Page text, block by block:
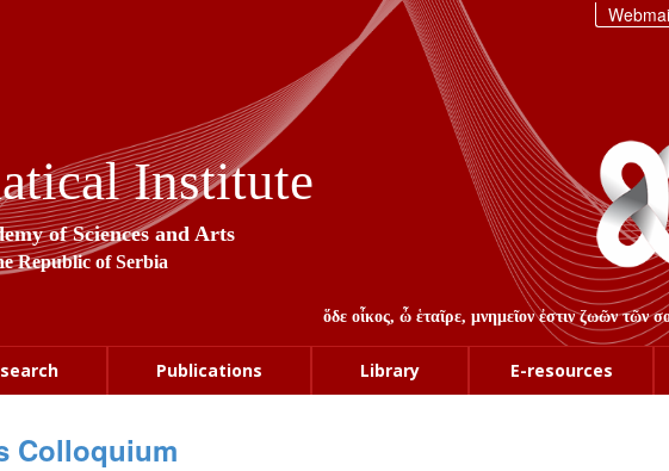
Institute
of Sciences and Arts
Republic of Serbia
ὅδε οἶκος, ὦ ἑταῖρε, μνημεῖον ἐστιν ζωῶν
Publications Library E-resources
Colloquium